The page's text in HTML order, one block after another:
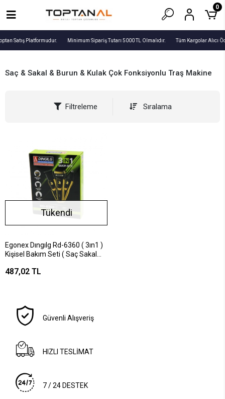
Satış Platformudur. Minimum Sipariş Tutarı 5000 TL Olmalıdır. Tüm Kargolar Alıcı
0
Saç & Sakal & Burun & Kulak Çok Fonksiyonlu Traş Makine
Filtreleme Sıralama
Tükendi
Egonex Dıngılg Rd-6360 ( 3ın1 )
Kişisel Bakım Seti ( Saç Sakal
Kulak-burun ) Traş Makinesi*60
487,02 TL
Güvenli Alışveriş
HIZLI TESLİMAT
7 / 24 DESTEK